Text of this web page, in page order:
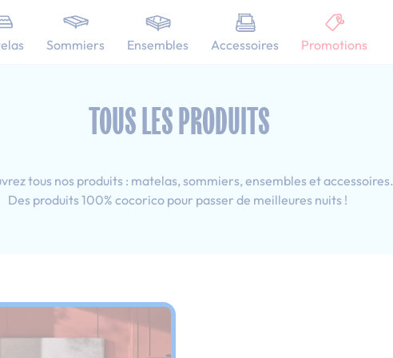
Sommiers Ensembles Accessoires Promotions
cm
TOUS LES PRODUITS
tous nos produits : matelas, sommiers, ensembles et accessoires.
Des produits 100% cocorico pour passer de meilleures nuits !